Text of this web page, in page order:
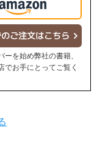
ご注文はこちら
を始め弊社の書籍、
でお手にとってご覧く